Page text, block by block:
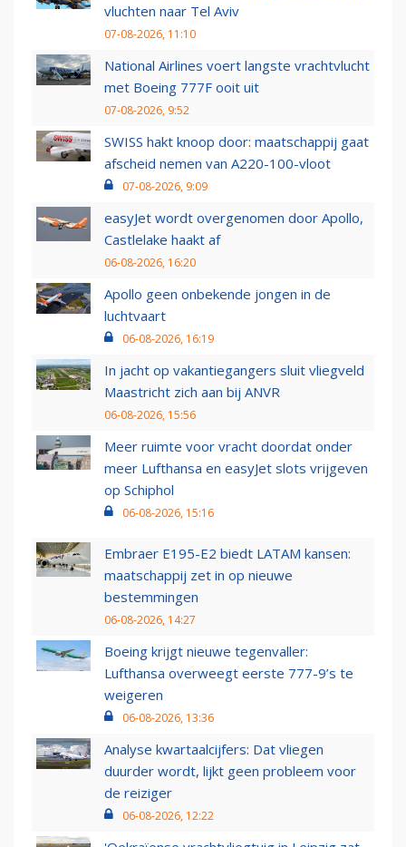
vluchten naar Tel Aviv
07-08-2026, 11:10
National Airlines voert langste vrachtvlucht
met Boeing 777F ooit uit
07-08-2026, 9:52
SWISS hakt knoop door: maatschappij gaat
afscheid nemen van A220-100-vloot
07-08-2026, 9:09
easyJet wordt overgenomen door Apollo,
Castlelake haakt af
06-08-2026, 16:20
Apollo geen onbekende jongen in de
luchtvaart
06-08-2026, 16:19
In jacht op vakantiegangers sluit vliegveld
Maastricht zich aan bij ANVR
06-08-2026, 15:56
Meer ruimte voor vracht doordat onder
meer Lufthansa en easyJet slots vrijgeven
op Schiphol
06-08-2026, 15:16
Embraer E195-E2 biedt LATAM kansen:
maatschappij zet in op nieuwe
bestemmingen
06-08-2026, 14:27
Boeing krijgt nieuwe tegenvaller:
Lufthansa overweegt eerste 777-9’s te
weigeren
06-08-2026, 13:36
Analyse kwartaalcijfers: Dat vliegen
duurder wordt, lijkt geen probleem voor
de reiziger
06-08-2026, 12:22